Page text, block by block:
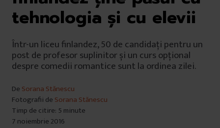
tehnologia și cu elevii
Într-un liceu finlandez, 50 de candidați pentru un
post de profesor suplinitor și un curs opțional
despre comedii romantice sunt la ordinea zilei.
De Sorana Stănescu
Fotografii de Sorana Stănescu
Timp de citire: 5 minute
7 noiembrie 2016